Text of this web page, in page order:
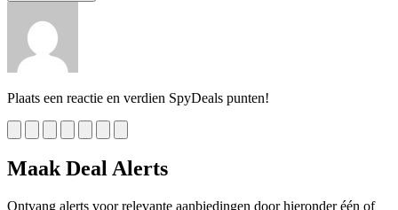
Plaats een reactie en verdien SpyDeals punten!
Maak Deal Alerts
Ontvang alerts voor relevante aanbiedingen door hieronder één of